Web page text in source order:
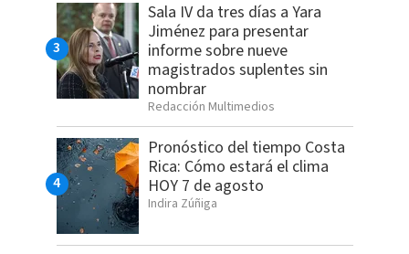
Sala IV da tres días a Yara
Jiménez para presentar
informe sobre nueve
magistrados suplentes sin
nombrar
Redacción Multimedios
Pronóstico del tiempo Costa
Rica: Cómo estará el clima
HOY 7 de agosto
Indira Zúñiga